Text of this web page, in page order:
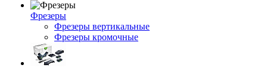
Фрезеры
Фрезеры вертикальные
Фрезеры кромочные